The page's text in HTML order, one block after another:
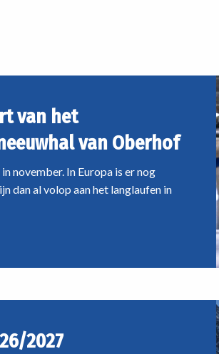
past.
van het
van Oberhof
november. In Europa is er nog
dan al volop aan het langlaufen in
2027